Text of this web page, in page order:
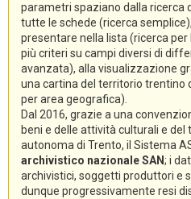
parametri spaziano dalla ricerca
tutte le schede (ricerca
presentare nella lista (ricerca
più criteri su campi diversi di
avanzata), alla visualizzazione
una cartina del territorio trentino
per area geografica).
Dal 2016, grazie a una
beni e delle attività culturali e del
autonoma di Trento, il Sistema
archivistico nazionale SAN; i
archivistici, soggetti produttori e
dunque progressivamente resi